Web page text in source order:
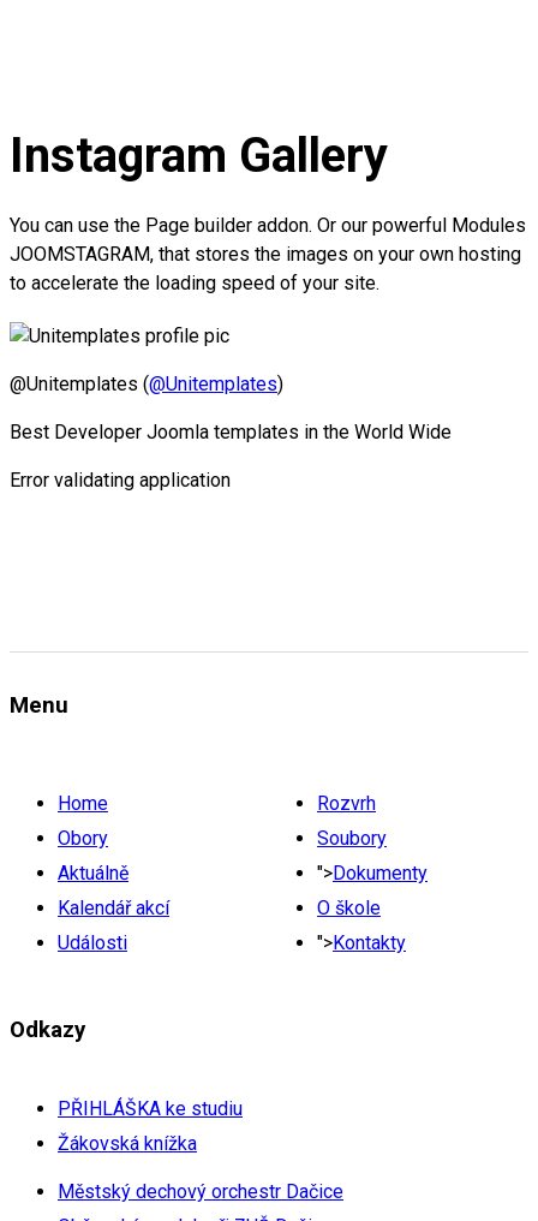
Instagram Gallery
You can use the Page builder addon. Or our powerful Modules
JOOMSTAGRAM, that stores the images on your own hosting
to accelerate the loading speed of your site.
@Unitemplates (@Unitemplates)
Best Developer Joomla templates in the World Wide
Error validating application
Menu
Home
Obory
Aktuálně
Kalendář akcí
Události
Rozvrh
Soubory
">Dokumenty
O škole
">Kontakty
Odkazy
PŘIHLÁŠKA ke studiu
Žákovská knížka
Městský dechový orchestr Dačice